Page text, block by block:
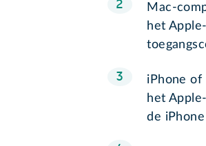
Mac-
het
iPhone of
het
de